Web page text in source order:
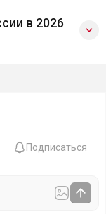
в 2026
Подписаться